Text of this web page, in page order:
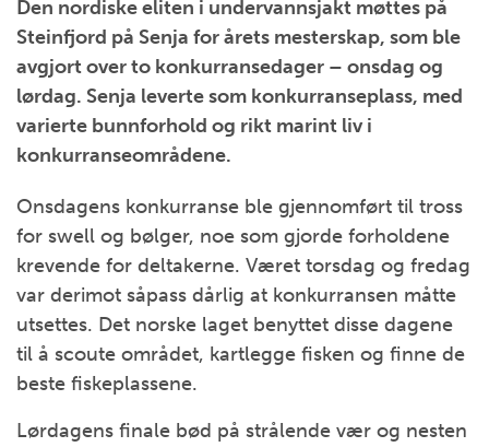
Den nordiske eliten i undervannsjakt møttes på
Steinfjord på Senja for årets mesterskap, som ble
avgjort over to konkurransedager – onsdag og
lørdag. Senja leverte som konkurranseplass, med
varierte bunnforhold og rikt marint liv i
konkurranseområdene.
Onsdagens konkurranse ble gjennomført til tross
for swell og bølger, noe som gjorde forholdene
krevende for deltakerne. Været torsdag og fredag
var derimot såpass dårlig at konkurransen måtte
utsettes. Det norske laget benyttet disse dagene
til å scoute området, kartlegge fisken og finne de
beste fiskeplassene.
Lørdagens finale bød på strålende vær og nesten